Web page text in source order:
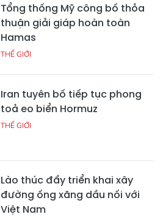
Tổng thống Mỹ công bố thỏa
thuận giải giáp hoàn toàn
Hamas
THẾ GIỚI
Iran tuyên bố tiếp tục phong
toả eo biển Hormuz
THẾ GIỚI
Lào thúc đẩy triển khai xây
đường ống xăng dầu nối với
Việt Nam